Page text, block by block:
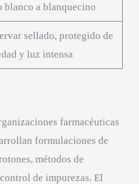
blanco a blanquecino
sellado, protegido de
y luz intensa
farmacéuticas
formulaciones de
métodos de
de impurezas. El